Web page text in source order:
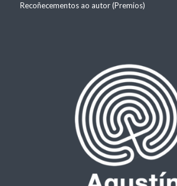
Recoñecementos ao autor (Premios)